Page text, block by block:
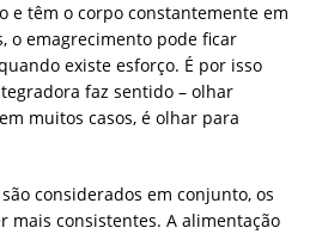
e têm o corpo constantemente em
o emagrecimento pode ficar
existe esforço. É por isso
faz sentido – olhar
muitos casos, é olhar para
considerados em conjunto, os
mais consistentes. A alimentação